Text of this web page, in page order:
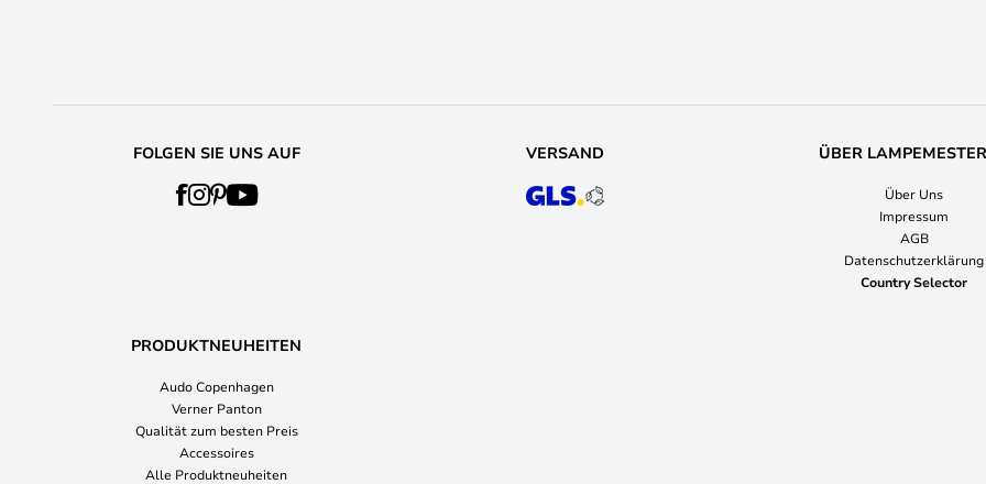
FOLGEN SIE UNS AUF VERSAND ÜBER
Über Uns
Impressum
AGB
Datenschutzerklärung
Country Selector
PRODUKTNEUHEITEN
Audo Copenhagen
Verner Panton
Qualität zum besten Preis
Accessoires
Alle Produktneuheiten